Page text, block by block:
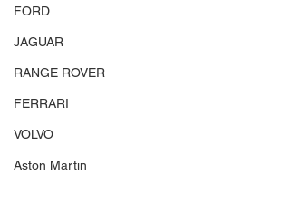
FORD
JAGUAR
RANGE ROVER
FERRARI
VOLVO
Aston Martin